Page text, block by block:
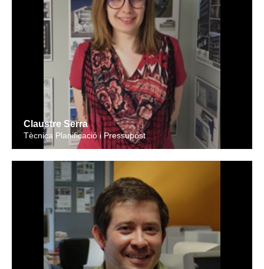
Claustre Serra
Tècnica Planificació i Pressupost